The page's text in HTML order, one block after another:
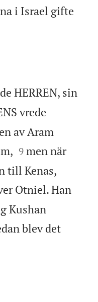
i Israel gifte
HERREN, sin
vrede
av Aram

9 men när
till Kenas,
Otniel. Han
Kushan
blev det